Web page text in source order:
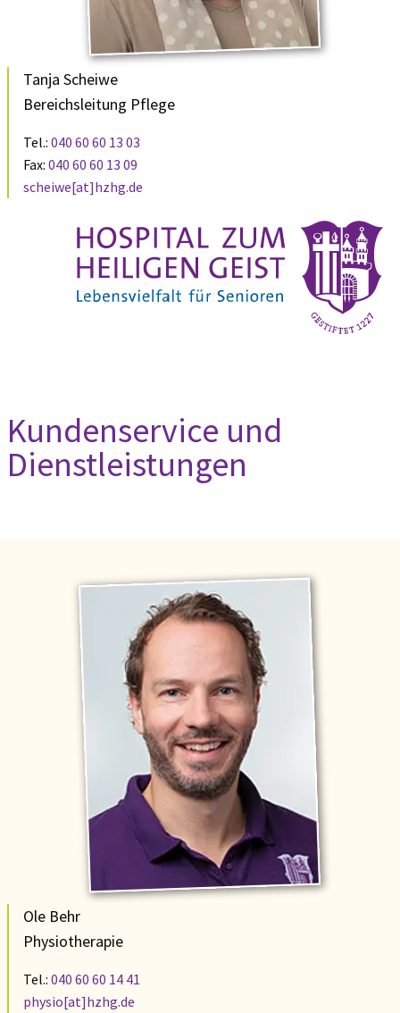
Tanja Scheiwe
Bereichsleitung Pflege
Tel.: 040 60 60 13 03
Fax: 040 60 60 13 09
scheiwe[at]hzhg.de
Kundenservice und
Dienstleistungen
Ole Behr
Physiotherapie
Tel.: 040 60 60 14 41
physio[at]hzhg.de